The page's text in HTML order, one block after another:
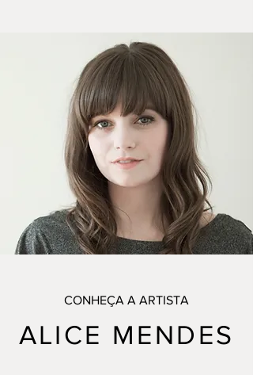
CONHEÇA A ARTISTA
ALICE MENDES